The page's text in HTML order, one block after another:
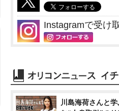
Instagramで受け
川島海荷さんと